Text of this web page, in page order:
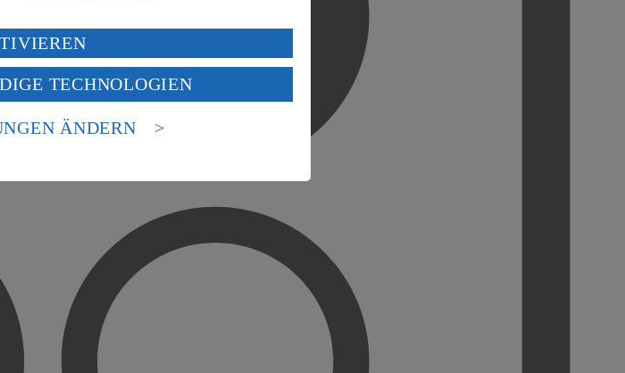
in den USA durch Facebook und YouTube:
im Sinne des Art. 49 Abs. 1 Satz 1 lit. a) DSGVO
werden. Der EuGH sieht die USA als Land mit
Datenschutzniveau an. Es besteht das
Behörden.
TECHNOLOGIEN
ÄNDERN